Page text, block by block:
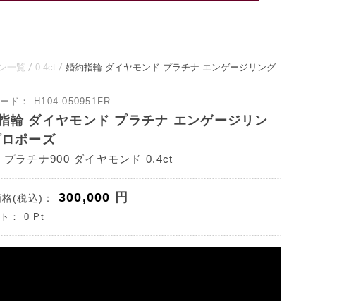
一覧 0.4ct
婚約指輪 ダイヤモンド プラチナ エンゲージリング
ド： H104-050951FR
輪 ダイヤモンド プラチナ エンゲージリン
ポーズ
ラチナ900 ダイヤモンド 0.4ct
(税込)： 300,000 円
： 0 Pt